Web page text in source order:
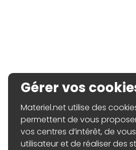
Gérer vos
Materiel.net utilise des
permettent de vous
vos centres d’intérêt, de
utilisateur et de réaliser des